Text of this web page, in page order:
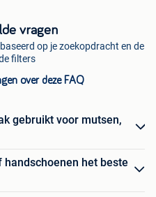
vragen
op je zoekopdracht en de
filters
over deze FAQ
gebruikt voor mutsen,
het beste